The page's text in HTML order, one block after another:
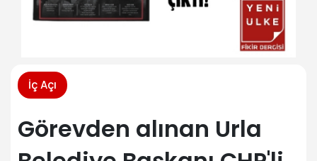
İç Açı
Görevden alınan Urla